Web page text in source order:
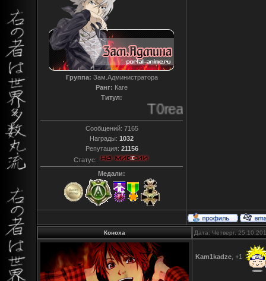
Группа: Зам.Администратора
Ранг: Каге
Титул:
T0reador xD
Сообщений: 7165
Награды: 1032
Репутация: 21156
Статус:
Медали:
Коноха Дата: Четверг,
Kam1kadze , +1